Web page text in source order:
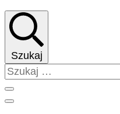
Szukaj
Szukaj: